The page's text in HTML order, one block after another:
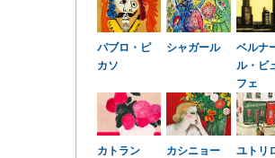
パブロ・ピ
カソ
シャガール
ベルナ
ル・ビ
フェ
カトラン
カシニョー
ユトリ